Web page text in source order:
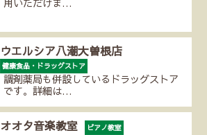
用いただけま…
ウエルシア八潮大曽根店
健康食品・ドラッグストア
調剤薬局も併設しているドラッグストア
です。詳細は…
オオタ音楽教室 ピアノ教室